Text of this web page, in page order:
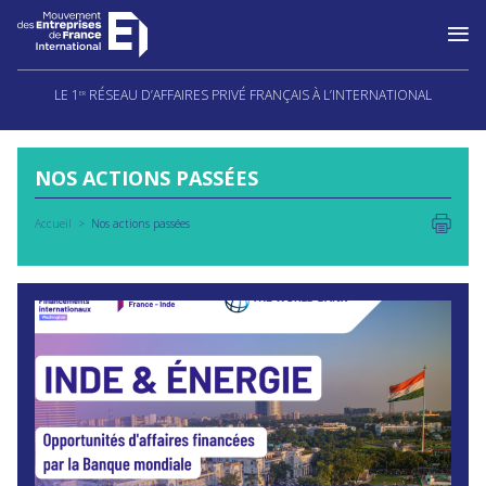
Aller
LE 1 ER RÉSEAU D’AFFAIRES PRIVÉ FRANÇAIS À L’INTERNATIONAL
NOS ACTIONS PASSÉES
Accueil Nos actions passées